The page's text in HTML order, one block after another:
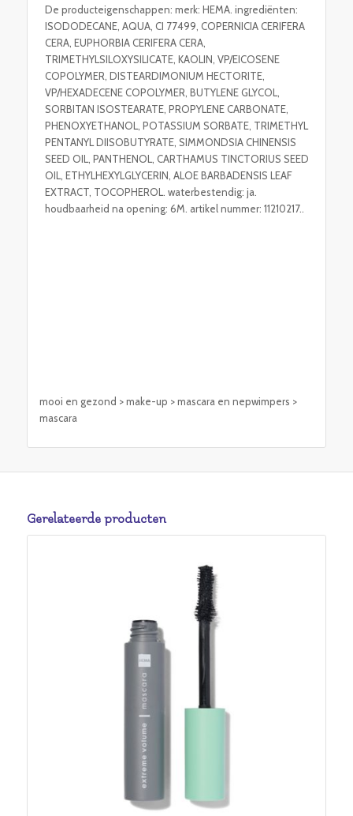
De producteigenschappen: merk: HEMA. ingrediënten:
ISODODECANE, AQUA, CI 77499, COPERNICIA CERIFERA
CERA, EUPHORBIA CERIFERA CERA,
TRIMETHYLSILOXYSILICATE, KAOLIN, VP/EICOSENE
COPOLYMER, DISTEARDIMONIUM HECTORITE,
VP/HEXADECENE COPOLYMER, BUTYLENE GLYCOL,
SORBITAN ISOSTEARATE, PROPYLENE CARBONATE,
PHENOXYETHANOL, POTASSIUM SORBATE, TRIMETHYL
PENTANYL DIISOBUTYRATE, SIMMONDSIA CHINENSIS
SEED OIL, PANTHENOL, CARTHAMUS TINCTORIUS SEED
OIL, ETHYLHEXYLGLYCERIN, ALOE BARBADENSIS LEAF
EXTRACT, TOCOPHEROL. waterbestendig: ja.
houdbaarheid na opening: 6M. artikel nummer: 11210217..
mooi en gezond > make-up > mascara en nepwimpers >
mascara
Gerelateerde producten